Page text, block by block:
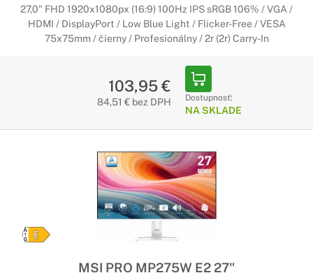
27,0" FHD 1920x1080px (16:9) 100Hz IPS sRGB 106% / VGA /
HDMI / DisplayPort / Low Blue Light / Flicker-Free / VESA
75x75mm / čierny / Profesionálny / 2r (2r) Carry-In
103,95 €
84,51 € bez DPH Dostupnosť:
NA SKLADE
MSI PRO MP275W E2 27"